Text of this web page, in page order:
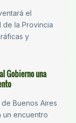
el
de la Provincia
y
Gobierno una
Buenos Aires
un encuentro